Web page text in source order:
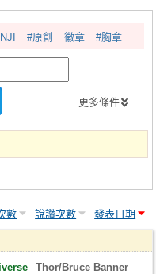
#原創 徽章 #胸章
更多條件
數 說讚次數 發表日期
Thor/Bruce Banner